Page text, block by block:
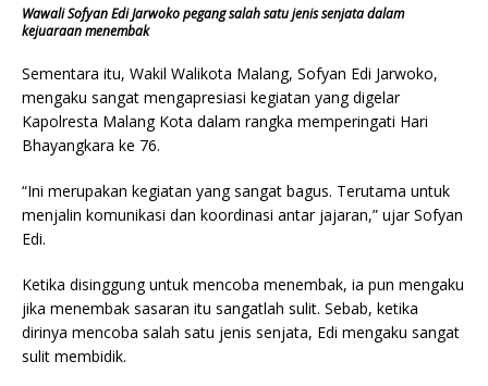
Wawali Sofyan Edi Jarwoko pegang salah satu jenis senjata dalam
kejuaraan menembak
Sementara itu, Wakil Walikota Malang, Sofyan Edi Jarwoko,
mengaku sangat mengapresiasi kegiatan yang digelar
Kapolresta Malang Kota dalam rangka memperingati Hari
Bhayangkara ke 76.
“Ini merupakan kegiatan yang sangat bagus. Terutama untuk
menjalin komunikasi dan koordinasi antar jajaran,” ujar Sofyan
Edi.
Ketika disinggung untuk mencoba menembak, ia pun mengaku
jika menembak sasaran itu sangatlah sulit. Sebab, ketika
dirinya mencoba salah satu jenis senjata, Edi mengaku sangat
sulit membidik.